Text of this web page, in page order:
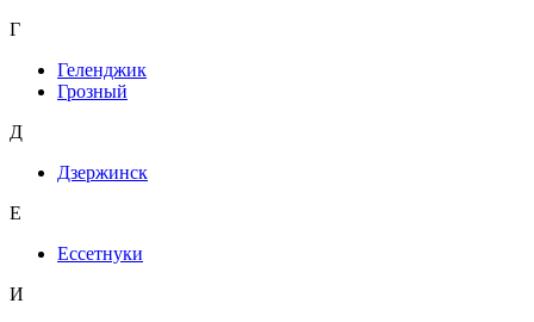
Г
Геленджик
Грозный
Д
Дзержинск
Е
Ессетнуки
И